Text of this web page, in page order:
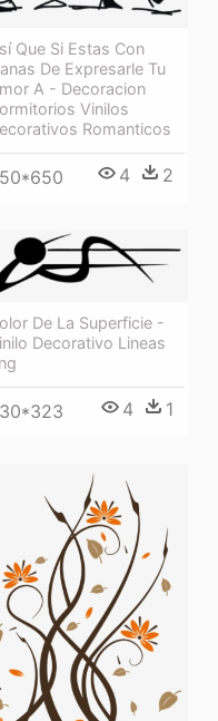
Que Si Estas Con
De Expresarle Tu
A - Decoracion
Vinilos
Romanticos
4 2
De La Superficie -
Decorativo Lineas
4 1